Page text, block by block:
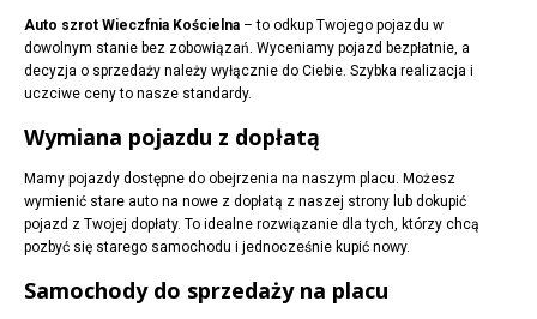
Auto szrot Wieczfnia Kościelna – to odkup Twojego pojazdu w
dowolnym stanie bez zobowiązań. Wyceniamy pojazd bezpłatnie, a
decyzja o sprzedaży należy wyłącznie do Ciebie. Szybka realizacja i
uczciwe ceny to nasze standardy.
Wymiana pojazdu z dopłatą
Mamy pojazdy dostępne do obejrzenia na naszym placu. Możesz
wymienić stare auto na nowe z dopłatą z naszej strony lub dokupić
pojazd z Twojej dopłaty. To idealne rozwiązanie dla tych, którzy chcą
pozbyć się starego samochodu i jednocześnie kupić nowy.
Samochody do sprzedaży na placu